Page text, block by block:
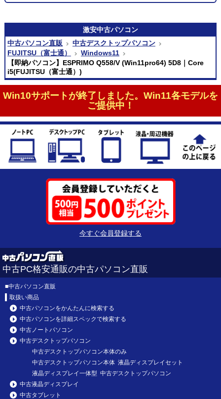
激安中古パソコン
中古パソコン直販
中古デスクトップパソコン
FUJITSU（富士通）
Windows11
【即納パソコン】ESPRIMO Q558/V (Win11pro64) 5D8｜Core
i5(FUJITSU（富士通）)
Win10サポートが終了しました。Win11各モデルを
ご提供中！
今すぐ会員登録する
中古PC格安通販の中古パソコン直販
■中古パソコン直販
取扱い商品
中古パソコンをかんたんに検索する
中古パソコンを詳細スペックで検索する
中古ノートパソコン
中古デスクトップパソコン
中古デスクトップパソコン本体のみ
中古デスクトップパソコン本体 液晶ディスプレイセット
液晶ディスプレイ一体型 中古デスクトップパソコン
中古液晶ディスプレイ
中古タブレット